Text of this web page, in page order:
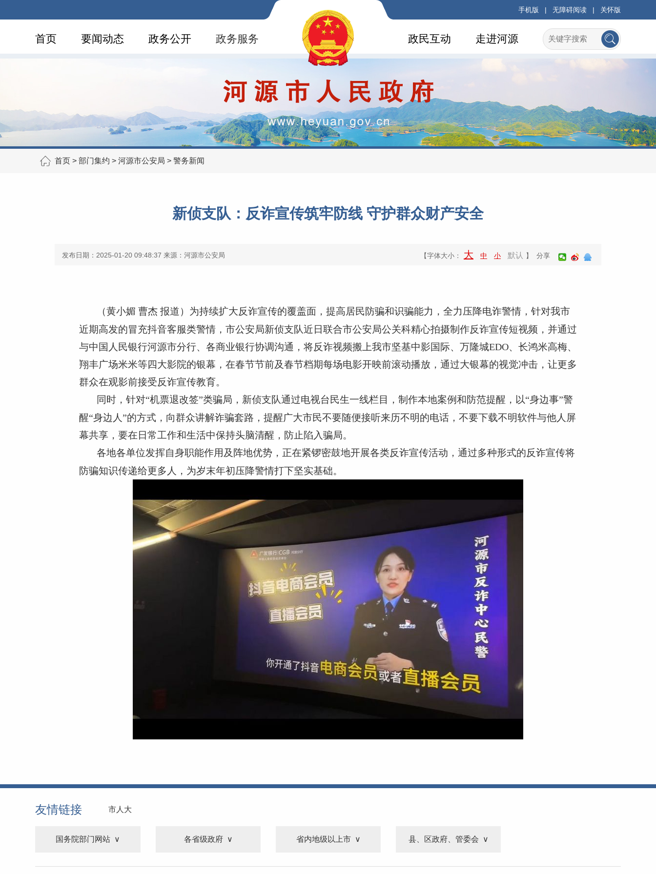
手机版 | 无障碍阅读 | 关怀版
首页 要闻动态 政务公开 政务服务 走进河源
政民互动
首页 > 部门集约 > 河源市公安局 > 警务新闻
新侦支队：反诈宣传筑牢防线 守护群众财产安全
发布日期：2025-01-20 09:48:37 来源：河源市公安局 【字体大小： 大 中 小 默认 】 分享
（黄小媚 曹杰 报道）为持续扩大反诈宣传的覆盖面，提高居民防骗和识骗能力，全力压降电诈警情，针对我市
近期高发的冒充抖音客服类警情，市公安局新侦支队近日联合市公安局公关科精心拍摄制作反诈宣传短视频，并通过
与中国人民银行河源市分行、各商业银行协调沟通，将反诈视频搬上我市坚基中影国际、万隆城EDO、长鸿米高梅、
翔丰广场米米等四大影院的银幕，在春节节前及春节档期每场电影开映前滚动播放，通过大银幕的视觉冲击，让更多
群众在观影前接受反诈宣传教育。
同时，针对“机票退改签”类骗局，新侦支队通过电视台民生一线栏目，制作本地案例和防范提醒，以“身边事”警
醒“身边人”的方式，向群众讲解诈骗套路，提醒广大市民不要随便接听来历不明的电话，不要下载不明软件与他人屏
幕共享，要在日常工作和生活中保持头脑清醒，防止陷入骗局。
各地各单位发挥自身职能作用及阵地优势，正在紧锣密鼓地开展各类反诈宣传活动，通过多种形式的反诈宣传将
防骗知识传递给更多人，为岁末年初压降警情打下坚实基础。
友情链接 市人大
国务院部门网站 各省级政府 省内地级以上市 县、区政府、管委会